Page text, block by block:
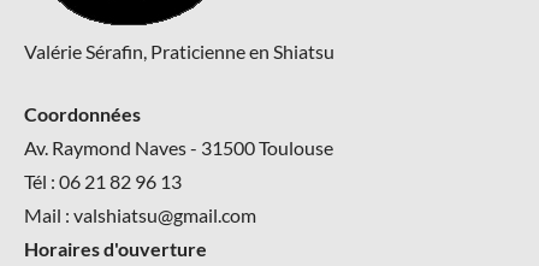
Valérie Sérafin, Praticienne en Shiatsu
Coordonnées
Av. Raymond Naves - 31500 Toulouse
Tél : 06 21 82 96 13
Mail : valshiatsu@gmail.com
Horaires d'ouverture